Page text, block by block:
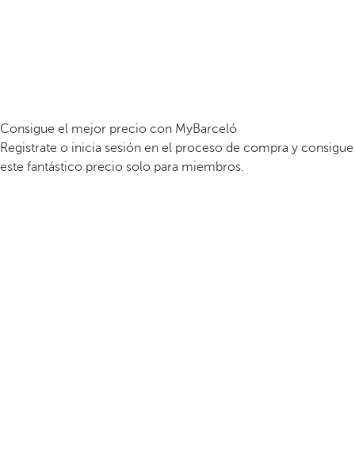
Consigue el mejor precio con MyBarceló
Registrate o inicia sesión en el proceso de compra y consigue
este fantástico precio solo para miembros.